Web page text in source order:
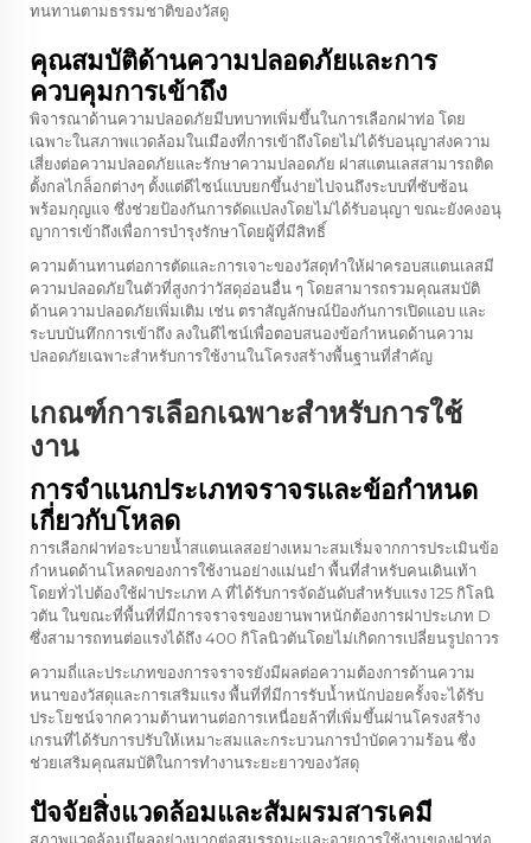
ทนทานตามธรรมชาติของวัสดู
คุณสมบัติด้านความปลอดภัยและการ
ควบคุมการเข้าถึง
พิจารณาด้านความปลอดภัยมีบทบาทเพิ่มขึ้นในการเลือกฝาท่อ โดย
เฉพาะในสภาพแวดล้อมในเมืองที่การเข้าถึงโดยไม่ได้รับอนุญาส่งความ
เสี่ยงต่อความปลอดภัยและรักษาความปลอดภัย ฝาสแตนเลสสามารถติด
ตั้งกลไกล็อกต่างๆ ตั้งแต่ดีไซน์แบบยกขึ้นง่ายไปจนถึงระบบที่ซับซ้อน
พร้อมกุญแจ ซึ่งช่วยป้องกันการดัดแปลงโดยไม่ได้รับอนุญา ขณะยังคงอนุ
ญาการเข้าถึงเพื่อการบำรุงรักษาโดยผู้ที่มีสิทธิ์
ความต้านทานต่อการตัดและการเจาะของวัสดุทำให้ฝาครอบสแตนเลสมี
ความปลอดภัยในตัวที่สูงกว่าวัสดุอ่อนอื่น ๆ โดยสามารถรวมคุณสมบัติ
ด้านความปลอดภัยเพิ่มเติม เช่น ตราสัญลักษณ์ป้องกันการเปิดแอบ และ
ระบบบันทึกการเข้าถึง ลงในดีไซน์เพื่อตอบสนองข้อกำหนดด้านความ
ปลอดภัยเฉพาะสำหรับการใช้งานในโครงสร้างพื้นฐานที่สำคัญ
เกณฑ์การเลือกเฉพาะสำหรับการใช้
งาน
การจำแนกประเภทจราจรและข้อกำหนด
เกี่ยวกับโหลด
การเลือกฝาท่อระบายน้ำสแตนเลสอย่างเหมาะสมเริ่มจากการประเมินข้อ
กำหนดด้านโหลดของการใช้งานอย่างแม่นยำ พื้นที่สำหรับคนเดินเท้า
โดยทั่วไปต้องใช้ฝาประเภท A ที่ได้รับการจัดอันดับสำหรับแรง 125 กิโลนิ
วตัน ในขณะที่พื้นที่ที่มีการจราจรของยานพาหนักต้องการฝาประเภท D
ซึ่งสามารถทนต่อแรงได้ถึง 400 กิโลนิวตันโดยไม่เกิดการเปลี่ยนรูปถาวร
ความถี่และประเภทของการจราจรยังมีผลต่อความต้องการด้านความ
หนาของวัสดุและการเสริมแรง พื้นที่ที่มีการรับน้ำหนักบ่อยครั้งจะได้รับ
ประโยชน์จากความต้านทานต่อการเหนื่อยล้าที่เพิ่มขึ้นผ่านโครงสร้าง
เกรนที่ได้รับการปรับให้เหมาะสมและกระบวนการบำบัดความร้อน ซึ่ง
ช่วยเสริมคุณสมบัติในการทำงานระยะยาวของวัสดุ
ปัจจัยสิ่งแวดล้อมและสัมผรมสารเคมี